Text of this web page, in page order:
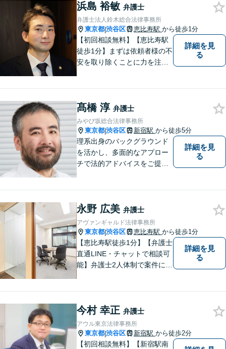
向けて、10年以上にわたる弁
護士活動から得た知識・経験
をフル活用して解決を目指し
ます。
浜島 裕敏 弁護士
弁護士法人鈴木総合法律事務所
東京都|渋谷区 恵比寿駅 から徒歩1分
【初回相談無料】【恵比寿駅
徒歩1分】まずは依頼者様の不
安を取り除くことに力を注い
事件・労働トラブル・離婚問
題などお悩みのことはぜひご
相談ください。
詳細を見
る
髙橋 淳 弁護士
みやび坂総合法律事務所
東京都|渋谷区 新宿駅 から徒歩5分
理系出身のバックグラウンド
を活かし、多面的なアプロー
チで法的アドバイスをご提供
詳細を見
る
永野 広美 弁護士
アヴァンギャルド法律事務所
東京都|渋谷区 恵比寿駅 から徒歩1分
【恵比寿駅徒歩1分】【弁護士
直通LINE・チャットで相談可
能】弁護士2人体制で案件に取
最適な解決策を提案【年中無
休・早朝夜間対応可能（要予
約）】
詳細を見
る
今村 幸正 弁護士
アウル東京法律事務所
東京都|渋谷区 新宿駅 から徒歩2分
【初回相談無料】【新宿駅南